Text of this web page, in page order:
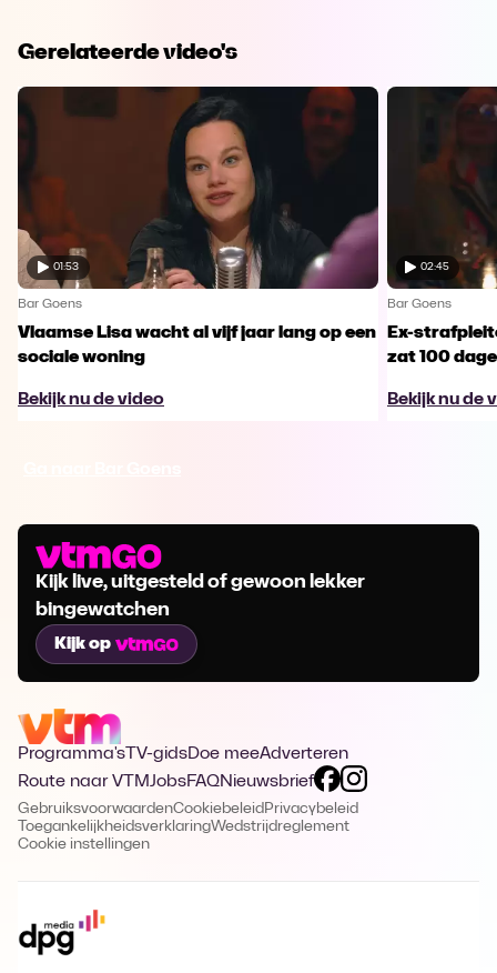
Gerelateerde video's
01:53
Bar Goens
Vlaamse Lisa wacht al vijf jaar lang op een
sociale woning
Bekijk nu de video
02:45
Bar Goens
Ex-
zat 100
Bekijk nu de
Kijk live, uitgesteld of gewoon lekker
bingewatchen
Kijk op
Programma's TV-gidsDoe meeAdverteren
Route naar VTMJobsFAQNieuwsbrief
GebruiksvoorwaardenCookiebeleid Privacybeleid
ToegankelijkheidsverklaringWedstrijdreglement
Cookie instellingen